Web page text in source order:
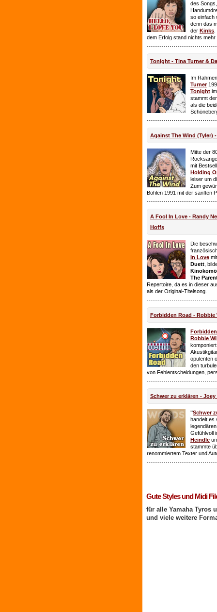
des
so einfach
denn das
der Kinks
dem Erfolg stand nichts mehr
Tonight - Tina Turner &
Im
Turner
Tonight
stammt
als die
Against The Wind (Tyler)
Mitte der
mit
Holding
leiser um
Zum
Bohlen 1991 mit der sanften
A Fool In Love - Randy
Hoffs
Die
In Love
Duett ,
The
Repertoire, da es in dieser
als der Original-Titelsong.
Forbidden Road - Robbie
Robbie
opulenten
den
von Fehlentscheidungen,
Schwer zu erklären - Joey
"Schwer
handelt es
Gefühlvoll
Heindle
stammte
renommiertem Texter und
Gute Styles und Midi
für alle Yamaha Tyros
und viele weitere